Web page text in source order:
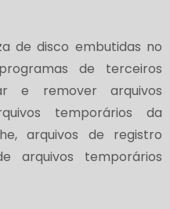
de disco embutidas no
de terceiros
e remover arquivos
temporários da
arquivos de registro
arquivos temporários